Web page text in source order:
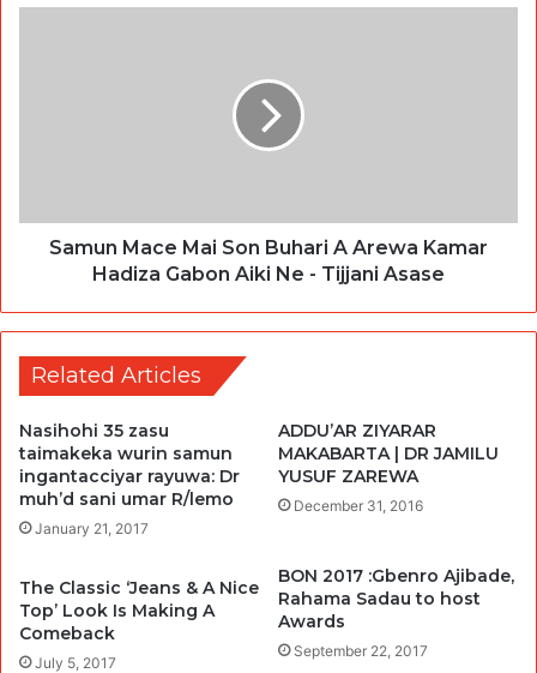
Samun Mace Mai Son Buhari A Arewa Kamar
Hadiza Gabon Aiki Ne - Tijjani Asase
Related Articles
Nasihohi 35 zasu
taimakeka wurin samun
ingantacciyar rayuwa: Dr
muh’d sani umar R/lemo
January 21, 2017
ADDU’AR ZIYARAR
MAKABARTA | DR JAMILU
YUSUF ZAREWA
December 31, 2016
The Classic ‘Jeans & A Nice
Top’ Look Is Making A
Comeback
July 5, 2017
BON 2017 :Gbenro Ajibade,
Rahama Sadau to host
Awards
September 22, 2017